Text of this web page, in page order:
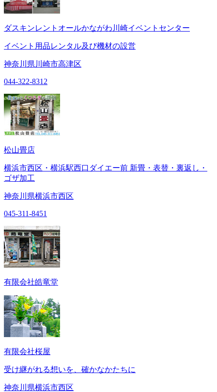
ダスキンレントオールかながわ川崎イベントセンター
イベント用品レンタル及び機材の設営
神奈川県川崎市高津区
044-322-8312
松山畳店
横浜市西区・横浜駅西口ダイエー前 新畳・表替・裏返し・
ゴザ加工
神奈川県横浜市西区
045-311-8451
有限会社皓竜堂
有限会社桜屋
受け継がれる想いを、確かなかたちに
神奈川県横浜市西区